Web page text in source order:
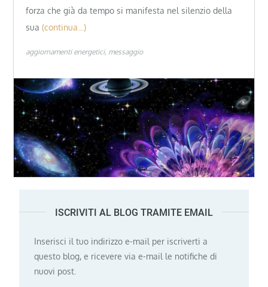
forza che già da tempo si manifesta nel silenzio della
sua (continua…)
aggiornamenti energetici messaggio
ISCRIVITI AL BLOG TRAMITE EMAIL
Inserisci il tuo indirizzo e-mail per iscriverti a
questo blog, e ricevere via e-mail le notifiche di
nuovi post.